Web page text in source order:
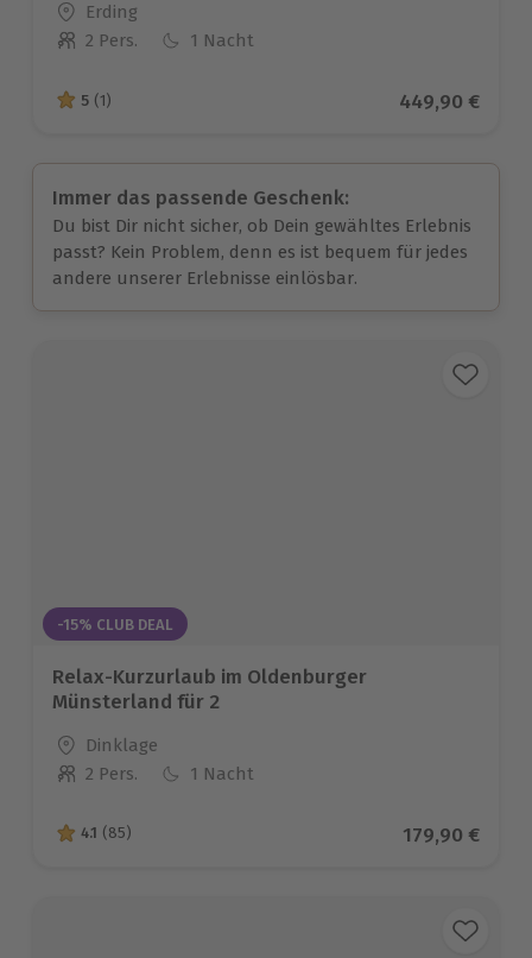
Standort
Erding
Anzahl der Teilnehmer
2 Pers. 1 Nacht
5 von 5 Sternen basierend auf 1 Bewertungen
5 (1) Aktueller
449,90 €
Immer das passende Geschenk:
Du bist Dir nicht sicher, ob Dein gewähltes Erlebnis
passt? Kein Problem, denn es ist bequem für jedes
andere unserer Erlebnisse einlösbar.
-15% CLUB DEAL
Relax-Kurzurlaub im Oldenburger
Münsterland für 2
Standort
Dinklage
Anzahl der Teilnehmer
2 Pers. 1 Nacht
4.1 von 5 Sternen basierend auf 85 Bewertungen
4.1 (85) Aktueller
179,90 €